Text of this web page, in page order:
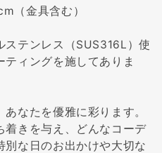
（金具含む）
ステンレス（SUS316L）使
ィングを施してありま
なたを優雅に彩ります。
着きを与え、どんなコーデ
別な日のお出かけや大切な